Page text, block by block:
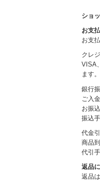
ショ
お支
お支
クレ
VISA
ます。
銀行
ご入
お振
振込
代金
商品
代引
返品
返品